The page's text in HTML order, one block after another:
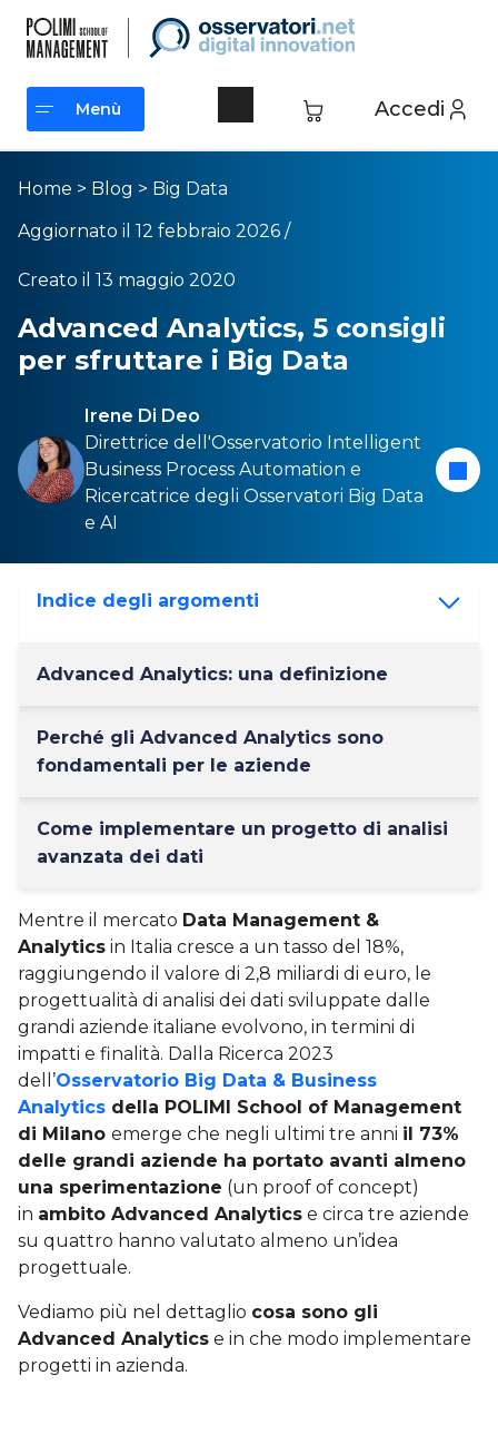
Accedi
Menù
Menù
Home > Blog > Big Data
Aggiornato il 12 febbraio 2026 /
Creato il 13 maggio 2020
Advanced Analytics, 5 consigli
per sfruttare i Big Data
Irene Di Deo
Direttrice dell'Osservatorio Intelligent
Business Process Automation e
Ricercatrice degli Osservatori Big Data
e AI
Indice degli argomenti
Advanced Analytics: una definizione
Perché gli Advanced Analytics sono
fondamentali per le aziende
Come implementare un progetto di analisi
avanzata dei dati
Mentre il mercato Data Management &
Analytics in Italia cresce a un tasso del 18%,
raggiungendo il valore di 2,8 miliardi di euro, le
progettualità di analisi dei dati sviluppate dalle
grandi aziende italiane evolvono, in termini di
impatti e finalità. Dalla Ricerca 2023
dell’Osservatorio Big Data & Business
Analytics della POLIMI School of Management
di Milano emerge che negli ultimi tre anni il 73%
delle grandi aziende ha portato avanti almeno
una sperimentazione (un proof of concept)
in ambito Advanced Analytics e circa tre aziende
su quattro hanno valutato almeno un’idea
progettuale.
Vediamo più nel dettaglio cosa sono gli
Advanced Analytics e in che modo implementare
progetti in azienda.